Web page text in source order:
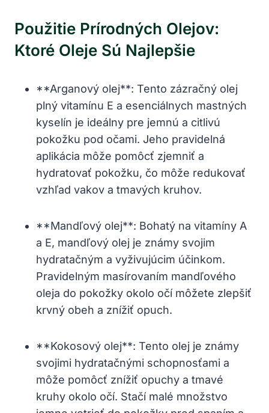
Použitie Prírodných Olejov:
Ktoré Oleje Sú Najlepšie
**Arganový olej**: Tento zázračný olej
plný vitamínu E a⁤ esenciálnych ​mastných
kyselín ⁣je ideálny pre jemnú a citlivú
pokožku‍ pod očami. Jeho pravidelná⁤
aplikácia môže pomôcť zjemniť a
hydratovať pokožku, ⁢čo môže redukovať
vzhľad vakov a tmavých kruhov.
**Mandľový olej**:‍ Bohatý na vitamíny A
a E, mandľový olej je známy svojim
hydratačným​ a vyživujúcim účinkom.
‍Pravidelným masírovaním mandľového
oleja⁤ do pokožky okolo očí môžete zlepšiť
krvný obeh a znížiť opuch.
**Kokosový olej**: Tento olej je známy
svojimi hydratačnými schopnosťami a⁤
môže pomôcť znížiť opuchy ‍a tmavé
kruhy okolo očí. Stačí malé množstvo